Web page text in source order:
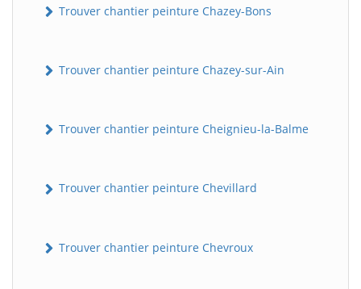
Trouver chantier peinture Chazey-Bons
Trouver chantier peinture Chazey-sur-Ain
Trouver chantier peinture Cheignieu-la-Balme
Trouver chantier peinture Chevillard
Trouver chantier peinture Chevroux